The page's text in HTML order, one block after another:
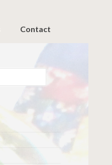
Contact